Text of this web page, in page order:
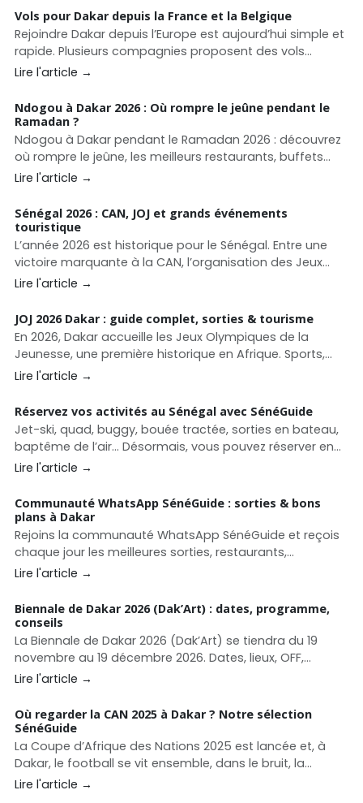
nos conseils pour préparer votre voyage.
Vols pour Dakar depuis la France et la Belgique
Rejoindre Dakar depuis l’Europe est aujourd’hui simple et
rapide. Plusieurs compagnies proposent des vols
directs vers le Sénégal depuis Paris, Bruxelles et de
Lire l'article →
Ndogou à Dakar 2026 : Où rompre le jeûne pendant le
Ramadan ?
Ndogou à Dakar pendant le Ramadan 2026 : découvrez
où rompre le jeûne, les meilleurs restaurants, buffets
Ramadan, plats incontournables et prix pour réussir
Lire l'article →
Sénégal 2026 : CAN, JOJ et grands événements
touristique
L’année 2026 est historique pour le Sénégal. Entre une
victoire marquante à la CAN, l’organisation des Jeux
Olympiques de la Jeunesse à Dakar, et un calendrier
une destination touristique dynamique et attractive.
Lire l'article →
JOJ 2026 Dakar : guide complet, sorties & tourisme
En 2026, Dakar accueille les Jeux Olympiques de la
Jeunesse, une première historique en Afrique. Sports,
sites, culture, tourisme, sorties et bons plans : le guide
Lire l'article →
Réservez vos activités au Sénégal avec SénéGuide
Jet-ski, quad, buggy, bouée tractée, sorties en bateau,
baptême de l’air… Désormais, vous pouvez réserver en
quelques clics directement sur SénéGuide.
Lire l'article →
Communauté WhatsApp SénéGuide : sorties & bons
plans à Dakar
Rejoins la communauté WhatsApp SénéGuide et reçois
chaque jour les meilleures sorties, restaurants,
événements et bons plans à Dakar et au Sénégal.
Lire l'article →
Biennale de Dakar 2026 (Dak’Art) : dates, programme,
conseils
La Biennale de Dakar 2026 (Dak’Art) se tiendra du 19
novembre au 19 décembre 2026. Dates, lieux, OFF,
conseils pour organiser votre séjour culturel à Dakar.
Lire l'article →
Où regarder la CAN 2025 à Dakar ? Notre sélection
SénéGuide
La Coupe d’Afrique des Nations 2025 est lancée et, à
Dakar, le football se vit ensemble, dans le bruit, la
ferveur et la convivialité. Entre écrans géants, rooftops
Lire l'article →